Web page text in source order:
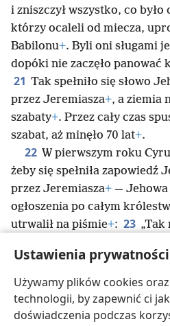
Ustawienia prywatności
Używamy plików cookies
technologii, by zapewnić ci
doświadczenia podczas
i zniszczył wszystko, co było
którzy ocaleli od miecza,
Babilonu+. Byli oni sługami
dopóki nie zaczęło panować
21 Tak spełniło się słowo
przez Jeremiasza+, a ziemia
szabaty+. Przez cały czas
szabat, aż minęło 70 lat+.
22 W pierwszym roku
żeby się spełniła zapowiedź
przez Jeremiasza+ — Jehowa
ogłoszenia po całym
utrwalił na piśmie+: 23
królestwa ziemi+ i polecił
w Jerozolimie, która jest w
z was należy do Jego ludu,
Jehowa, jego Bóg, będzie z